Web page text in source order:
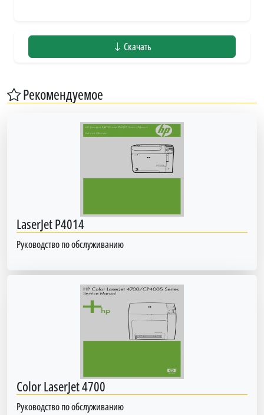
Скачать
Рекомендуемое
LaserJet P4014
Руководство по обслуживанию
Color LaserJet 4700
Руководство по обслуживанию